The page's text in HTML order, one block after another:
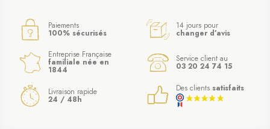
Paiements
100% sécurisés
14 jours pour
changer d’avis
Entreprise Française
familiale née en
1844
Service client au
03 20 24 74 15
Livraison rapide
24 / 48h
Des clients satisfaits